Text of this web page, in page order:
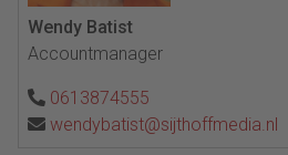
Wendy Batist
Accountmanager
0613874555
wendybatist@sijthoffmedia.nl